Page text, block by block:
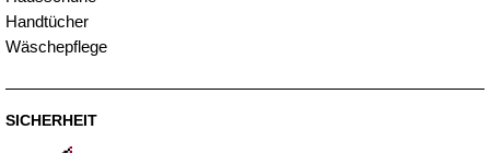
Handtücher
Wäschepflege
SICHERHEIT